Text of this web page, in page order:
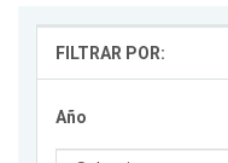
FILTRAR POR:
Año